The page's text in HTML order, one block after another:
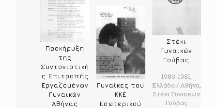
Προκήρυξη
της
Συντονιστική
ς Επιτροπής
Εργαζομένων
Γυναικών
Αθήνας
Γυναίκες του
ΚΚΕ
Εσωτερικού
Στέκι
Γυναικών
Γούβας
1980-1981,
Ελλάδα / Αθήνα,
Στέκι Γυναικών
Γούβας